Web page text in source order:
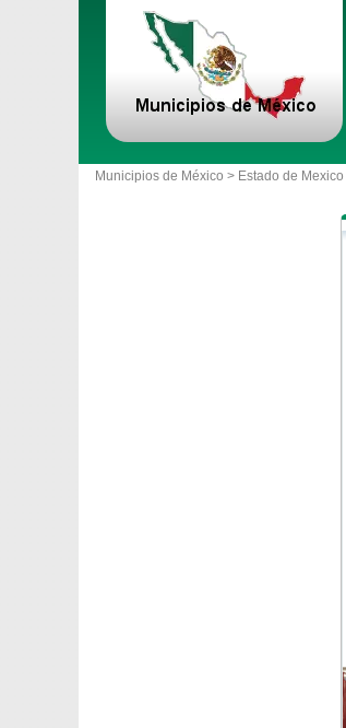
Municipios de México > Estado de Mexico